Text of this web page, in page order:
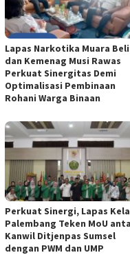
Lapas Narkotika Muara
dan Kemenag Musi Rawas
Perkuat Sinergitas Demi
Optimalisasi Pembinaan
Rohani Warga Binaan
Perkuat Sinergi, Lapas
Palembang Teken MoU
Kanwil Ditjenpas Sumsel
dengan PWM dan UMP